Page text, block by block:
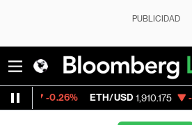
PUBLICIDAD
ETH/USD 1,910.175 -0.29% Visa